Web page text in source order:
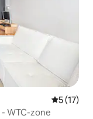
5 (17)
WTC-zone